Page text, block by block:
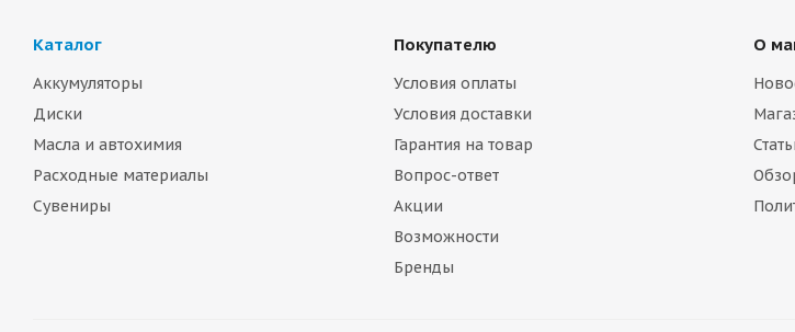
Каталог
Аккумуляторы
Диски
Масла и автохимия
Расходные материалы
Сувениры
Покупателю
Условия оплаты
Условия доставки
Гарантия на товар
Вопрос-ответ
Акции
Возможности
Бренды
О